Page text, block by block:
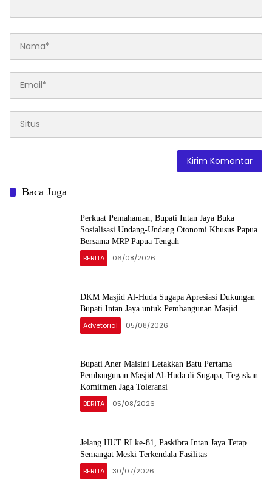
Baca Juga
Perkuat Pemahaman, Bupati Intan Jaya Buka
Sosialisasi Undang-Undang Otonomi Khusus Papua
Bersama MRP Papua Tengah
BERITA 06/08/2026
DKM Masjid Al-Huda Sugapa Apresiasi Dukungan
Bupati Intan Jaya untuk Pembangunan Masjid
Advetorial 05/08/2026
Bupati Aner Maisini Letakkan Batu Pertama
Pembangunan Masjid Al-Huda di Sugapa, Tegaskan
Komitmen Jaga Toleransi
BERITA 05/08/2026
Jelang HUT RI ke-81, Paskibra Intan Jaya Tetap
Semangat Meski Terkendala Fasilitas
BERITA 30/07/2026